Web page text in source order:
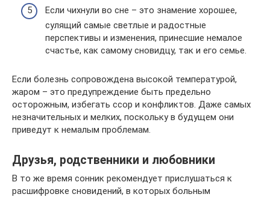
Если чихнули во сне – это знамение хорошее,
сулящий самые светлые и радостные
перспективы и изменения, принесшие немалое
счастье, как самому сновидцу, так и его семье.
Если болезнь сопровождена высокой температурой,
жаром – это предупреждение быть предельно
осторожным, избегать ссор и конфликтов. Даже самых
незначительных и мелких, поскольку в будущем они
приведут к немалым проблемам.
Друзья, родственники и любовники
В то же время сонник рекомендует прислушаться к
расшифровке сновидений, в которых больным